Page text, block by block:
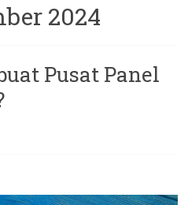
2024
Pusat Panel